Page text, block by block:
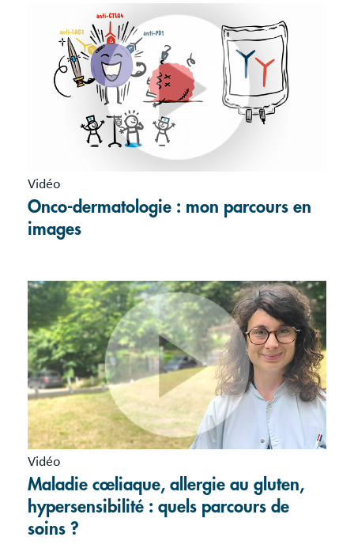
Vidéo
Onco-dermatologie : mon parcours en
images
Vidéo
Maladie cœliaque, allergie au gluten,
hypersensibilité : quels parcours de
soins ?